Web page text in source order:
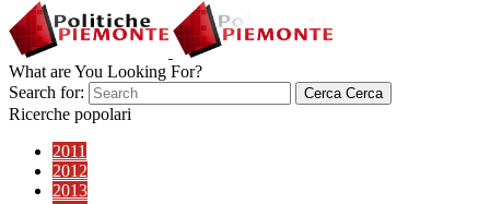
What are You Looking For?
Search for:
Cerca Cerca
Ricerche popolari
2011
2012
2013